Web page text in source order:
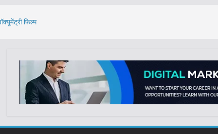
फिल्म
देने का मुद्दा: केंद्र ने
प्रतिभाओं का